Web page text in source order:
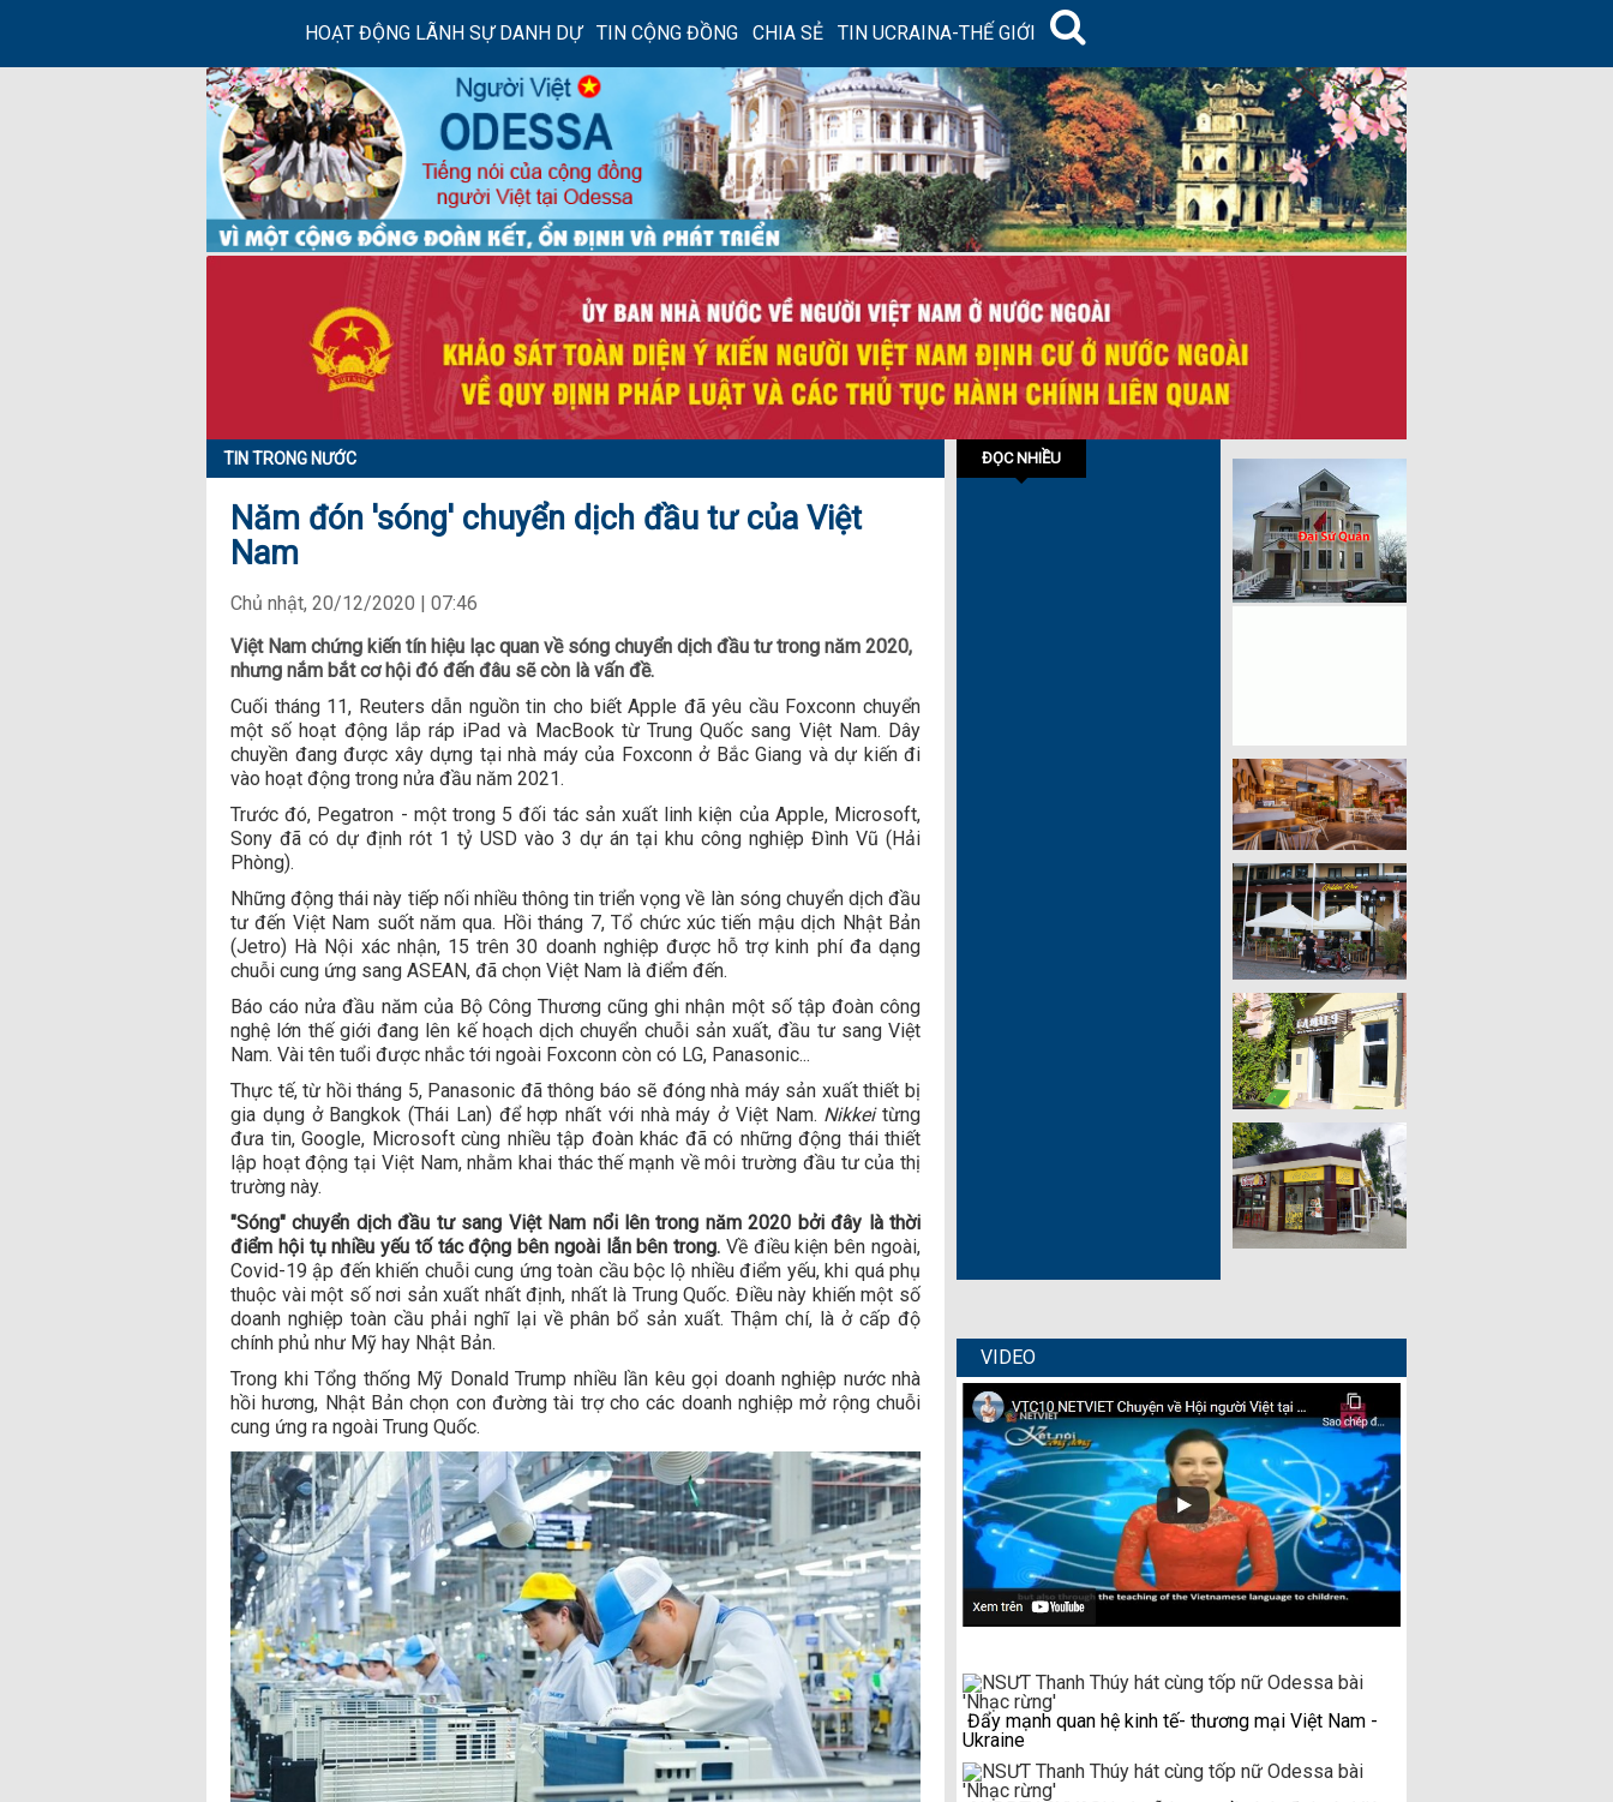
HOẠT ĐỘNG LÃNH SỰ DANH DỰ TIN CỘNG ĐỒNG CHIA SẺ TIN UCRAINA-THẾ GIỚI
TIN TRONG NƯỚC
Năm đón 'sóng' chuyển dịch đầu tư của Việt
Nam
Chủ nhật, 20/12/2020 | 07:46
Việt Nam chứng kiến tín hiệu lạc quan về sóng chuyển dịch đầu tư trong năm 2020,
nhưng nắm bắt cơ hội đó đến đâu sẽ còn là vấn đề.
Cuối tháng 11, Reuters dẫn nguồn tin cho biết Apple đã yêu cầu Foxconn chuyển
một số hoạt động lắp ráp iPad và MacBook từ Trung Quốc sang Việt Nam. Dây
chuyền đang được xây dựng tại nhà máy của Foxconn ở Bắc Giang và dự kiến đi
vào hoạt động trong nửa đầu năm 2021.
Trước đó, Pegatron - một trong 5 đối tác sản xuất linh kiện của Apple, Microsoft,
Sony đã có dự định rót 1 tỷ USD vào 3 dự án tại khu công nghiệp Đình Vũ (Hải
Phòng).
Những động thái này tiếp nối nhiều thông tin triển vọng về làn sóng chuyển dịch đầu
tư đến Việt Nam suốt năm qua. Hồi tháng 7, Tổ chức xúc tiến mậu dịch Nhật Bản
(Jetro) Hà Nội xác nhận, 15 trên 30 doanh nghiệp được hỗ trợ kinh phí đa dạng
chuỗi cung ứng sang ASEAN, đã chọn Việt Nam là điểm đến.
Báo cáo nửa đầu năm của Bộ Công Thương cũng ghi nhận một số tập đoàn công
nghệ lớn thế giới đang lên kế hoạch dịch chuyển chuỗi sản xuất, đầu tư sang Việt
Nam. Vài tên tuổi được nhắc tới ngoài Foxconn còn có LG, Panasonic...
Thực tế, từ hồi tháng 5, Panasonic đã thông báo sẽ đóng nhà máy sản xuất thiết bị
gia dụng ở Bangkok (Thái Lan) để hợp nhất với nhà máy ở Việt Nam. Nikkeitừng
đưa tin, Google, Microsoft cùng nhiều tập đoàn khác đã có những động thái thiết
lập hoạt động tại Việt Nam, nhằm khai thác thế mạnh về môi trường đầu tư của thị
trường này.
"Sóng" chuyển dịch đầu tư sang Việt Nam nổi lên trong năm 2020 bởi đây là thời
điểm hội tụ nhiều yếu tố tác động bên ngoài lẫn bên trong. Về điều kiện bên ngoài,
Covid-19 ập đến khiến chuỗi cung ứng toàn cầu bộc lộ nhiều điểm yếu, khi quá phụ
thuộc vài một số nơi sản xuất nhất định, nhất là Trung Quốc. Điều này khiến một số
doanh nghiệp toàn cầu phải nghĩ lại về phân bổ sản xuất. Thậm chí, là ở cấp độ
chính phủ như Mỹ hay Nhật Bản.
Trong khi Tổng thống Mỹ Donald Trump nhiều lần kêu gọi doanh nghiệp nước nhà
hồi hương, Nhật Bản chọn con đường tài trợ cho các doanh nghiệp mở rộng chuỗi
cung ứng ra ngoài Trung Quốc.
ĐỌC NHIỀU
VIDEO
Đẩy mạnh quan hệ kinh tế- thương mại Việt Nam -
Ukraine